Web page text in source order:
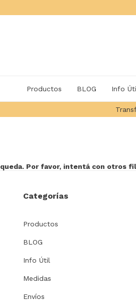
Productos BLOG Info
Por favor, intentá con otros
Categorías
Productos
BLOG
Info Útil
Medidas
Envíos